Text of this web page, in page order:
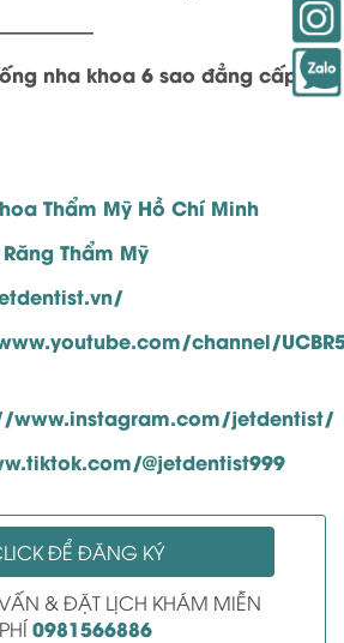
nha khoa 6 sao đẳng cấp
Thẩm Mỹ Hồ Chí Minh
Thẩm Mỹ
channel/
www.instagram.com/jetdentist/
@jetdentist999
ĐỂ ĐĂNG KÝ
VẤN & ĐẶT LỊCH KHÁM MIỄN
PHÍ0981566886